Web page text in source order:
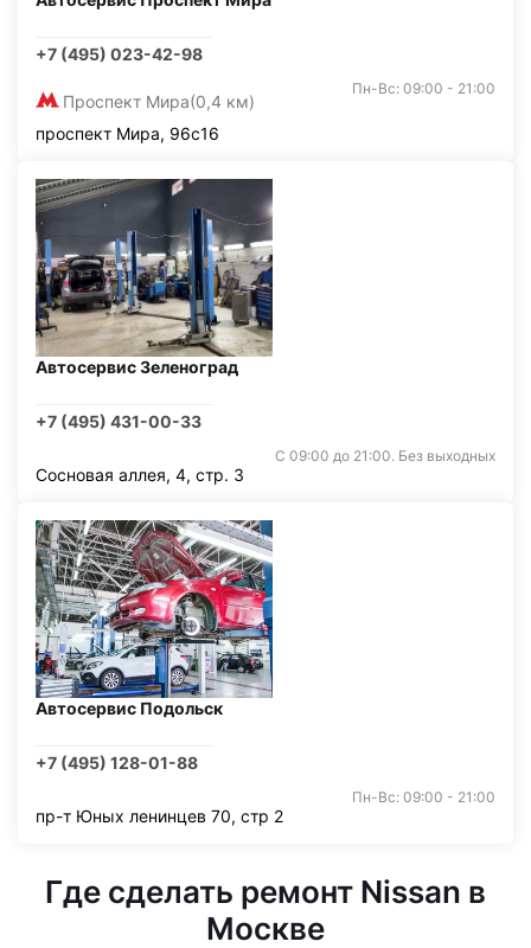
+7 (495) 023-42-98
Проспект Мира(0,4 км)
Пн-Вс: 09:00 - 21:00
проспект Мира, 96с16
Автосервис Зеленоград
+7 (495) 431-00-33
С 09:00 до 21:00. Без выходных
Сосновая аллея, 4, стр. 3
Автосервис Подольск
+7 (495) 128-01-88
Пн-Вс: 09:00 - 21:00
пр-т Юных ленинцев 70, стр 2
Где сделать ремонт Nissan в
Москве